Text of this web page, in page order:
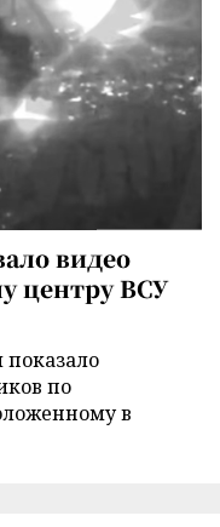
видео
центру ВСУ
по
в